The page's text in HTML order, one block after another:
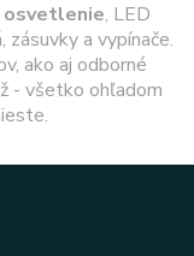
osvetlenie, LED
a vypínače.
ako aj odborné
- všetko ohľadom